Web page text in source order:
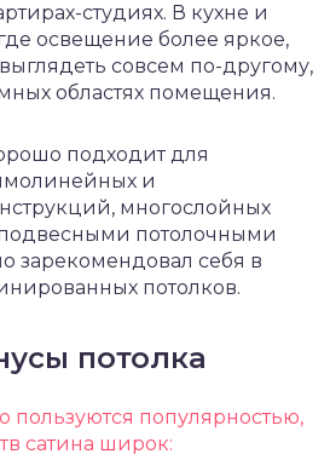
студиях. В кухне и
освещение более яркое,
совсем по-другому,
областях помещения.
подходит для
и
многослойных
подвесными потолочными
зарекомендовал себя в
потолков.
потолка
пользуются популярностью,
сатина широк: